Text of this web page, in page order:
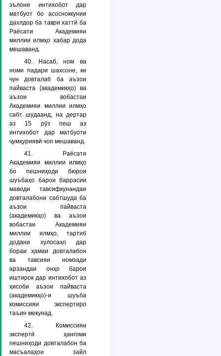
эълони интихобот дар
матбуот бо асосноккунии
дахлдор ба таври хаттӣ ба
Раёсати Академияи
миллии илмҳо хабар дода
мешаванд.
40. Насаб, ном ва
номи падари шахсоне, ки
чун довталаб ба аъзои
пайваста (академикҳо) ва
аъзои вобастаи
Академияи миллии илмҳо
сабт шудаанд, на дертар
аз 15 рӯз пеш аз
интихобот дар матбуоти
ҷумҳуриявӣ чоп мешаванд.
41. Раёсати
Академияи миллии илмҳо
бо пешниҳоди бюрои
шуъбаҳо барои баррасии
маводи тавсифкунандаи
довталабони сабтшуда ба
аъзои пайваста
(академикҳо) ва аъзои
вобастаи Академияи
миллии илмҳо, тартиб
додани хулосаҳо дар
бораи ҳамаи довталабон
ва тавсияи номзади
арзандаи онҳо барои
иштирок дар интихобот аз
ҳисоби аъзои пайваста
(академикҳо)-и шуъба
комиссияи экспертиро
таъин мекунад.
42. Комиссияи
экспертӣ ҳангоми
пешниҳоди довталабон ба
масъалаҳои зайл